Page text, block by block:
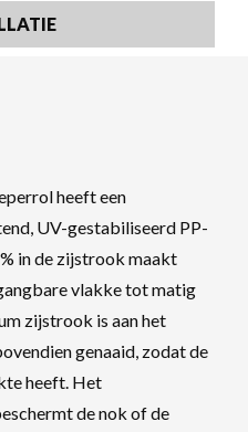
heeft een
UV-gestabiliseerd PP-
in de zijstrook maakt
vlakke tot matig
zijstrook is aan het
genaaid, zodat de
heeft. Het
de nok of de